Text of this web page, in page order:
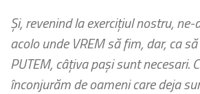
Și, revenind la exercițiul nostru,
acolo unde VREM să fim, dar, ca
PUTEM, câțiva pași sunt necesari.
înconjurăm de oameni care deja